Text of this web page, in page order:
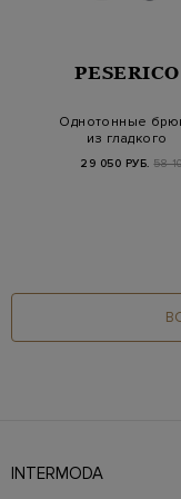
PESERICO
Однотонные
из гладкого
карм…
29 050 РУБ. 58
INTERMODA